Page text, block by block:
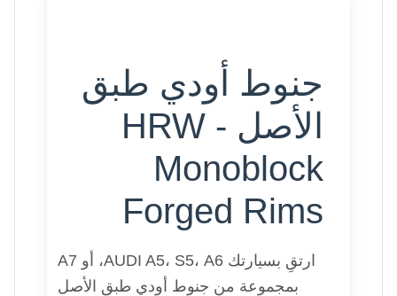
جنوط أودي طبق
الأصل - HRW
Monoblock
Forged Rims
ارتقِ بسيارتك AUDI A5، S5، A6، أو A7
بمجموعة من جنوط أودي طبق الأصل